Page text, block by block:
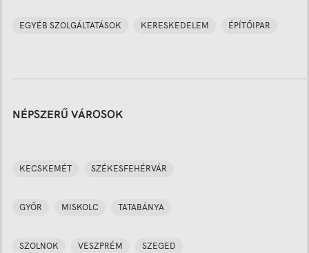
EGYÉB SZOLGÁLTATÁSOK KERESKEDELEM ÉPÍTŐIPAR
NÉPSZERŰ VÁROSOK
KECSKEMÉT SZÉKESFEHÉRVÁR
GYŐR MISKOLC TATABÁNYA
SZOLNOK VESZPRÉM SZEGED